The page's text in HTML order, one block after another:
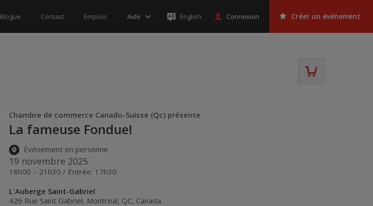
Blogue Contact Emplois Aide English Connexion Créer un événement
Chambre de commerce Canado-Suisse (Qc) présente
La fameuse Fondue!
Événement en personne
19 novembre 2025
18h00 – 21h30 / Entrée: 17h30
L'Auberge Saint-Gabriel
426 Rue Saint Gabriel, Montreal, QC, Canada